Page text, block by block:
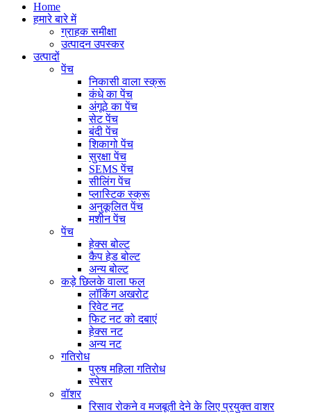
Home
हमारे बारे में
ग्राहक समीक्षा
उत्पादन उपस्कर
उत्पादों
पेंच
निकासी वाला स्क्रू
कंधे का पेंच
अंगूठे का पेंच
सेट पेंच
बंदी पेंच
शिकागो पेंच
सुरक्षा पेंच
SEMS पेंच
सीलिंग पेंच
प्लास्टिक स्क्रू
अनुकूलित पेंच
मशीन पेंच
पेंच
हेक्स बोल्ट
कैप हेड बोल्ट
अन्य बोल्ट
कड़े छिलके वाला फल
लॉकिंग अखरोट
रिवेट नट
फिट नट को दबाएं
हेक्स नट
अन्य नट
गतिरोध
पुरुष महिला गतिरोध
स्पेसर
वॉशर
रिसाव रोकने व मजबूती देने के लिए प्रयुक्त वाशर